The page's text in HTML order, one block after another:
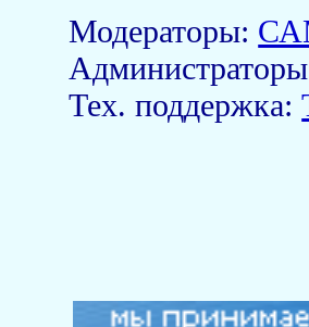
Модераторы:
Тех. поддержка: